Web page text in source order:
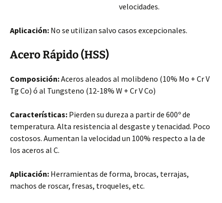
velocidades.
Aplicación: No se utilizan salvo casos excepcionales.
Acero Rápido (HSS)
Composición:Aceros aleados al molibdeno (10% Mo + Cr V
Tg Co) ó al Tungsteno (12-18% W + Cr V Co)
Características: Pierden su dureza a partir de 600º de
temperatura. Alta resistencia al desgaste y tenacidad. Poco
costosos. Aumentan la velocidad un 100% respecto a la de
los aceros al C.
Aplicación: Herramientas de forma, brocas, terrajas,
machos de roscar, fresas, troqueles, etc.